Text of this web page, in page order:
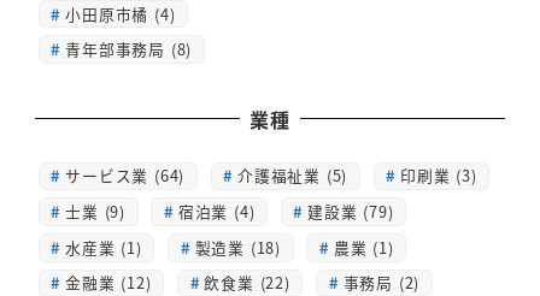
小田原市橘 (4)
青年部事務局 (8)
業種
サービス業 (64) 介護福祉業 (5)
印刷業 (3)
士業 (9)
宿泊業 (4)
建設業 (79)
水産業 (1)
製造業 (18)
農業 (1)
金融業 (12)
飲食業 (22)
事務局 (2)